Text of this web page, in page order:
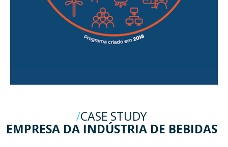
CASE STUDY
EMPRESA DA INDÚSTRIA DE BEBIDAS